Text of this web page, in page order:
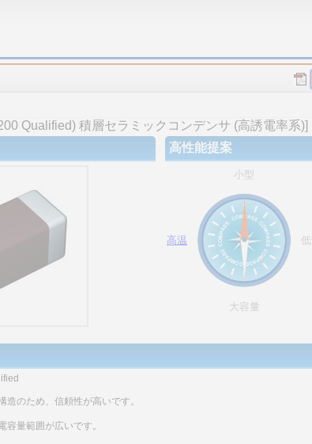
Qualified) 積層セラミックコンデンサ (高誘電率系)]
高性能提案
小型
高温
大容量
造のため、信頼性が高いです。
容量範囲が広いです。